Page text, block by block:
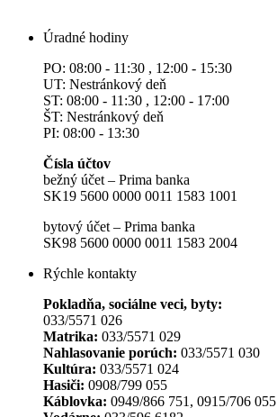
Úradné hodiny
PO: 08:00 - 11:30 , 12:00 - 15:30
UT: Nestránkový deň
ST: 08:00 - 11:30 , 12:00 - 17:00
ŠT: Nestránkový deň
PI: 08:00 - 13:30
Čísla účtov
bežný účet – Prima banka
SK19 5600 0000 0011 1583 1001
bytový účet – Prima banka
SK98 5600 0000 0011 1583 2004
Rýchle kontakty
Pokladňa, sociálne veci, byty:
033/5571 026
Matrika: 033/5571 029
Nahlasovanie porúch: 033/5571 030
Kultúra: 033/5571 024
Hasiči: 0908/799 055
Káblovka: 0949/866 751, 0915/706 055